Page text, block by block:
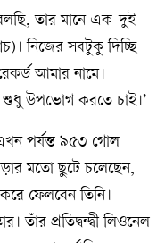
তার মানে এক-দুই
নিজের সবটুকু দিচ্ছি
আমার নামে।
উপভোগ করতে চাই।’
পর্যন্ত ৯৫৩ গোল
মতো ছুটে চলেছেন,
ফেলবেন তিনি।
তাঁর প্রতিদ্বন্দ্বী লিওনেল